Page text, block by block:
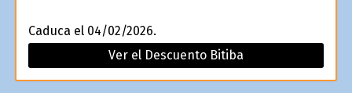
Caduca el 04/02/2026.
Ver el Descuento Bitiba